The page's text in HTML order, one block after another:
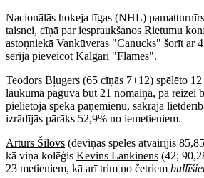
Nacionālās hokeja līgas (NHL)
taisnei, cīņā par iespraukšanos Rietumu
astoņniekā Vankūveras "Canucks" šorīt ar
sērijā pieveicot Kalgari "Flames".
Teodors Bļugers (65 cīņās 7+12) spēlēto
laukumā paguva būt 21 nomaiņā, pa reizei
pielietoja spēka paņēmienu, sakrāja
izrādījās pārāks 52,9% no iemetieniem.
Artūrs Šilovs (deviņās spēlēs atvairījis
kā viņa kolēģis Kevins Lankinens (42;
23 metieniem, kā arī trim no četriem